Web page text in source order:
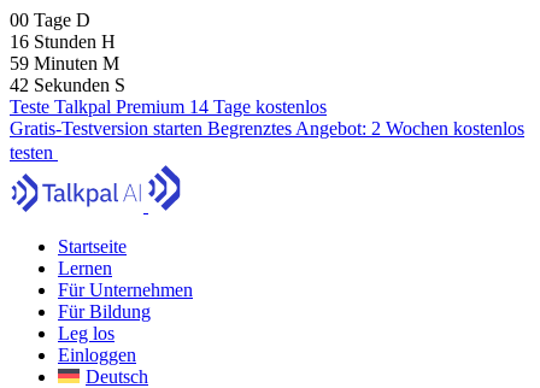
00 Tage D
16 Stunden H
59 Minuten M
41 Sekunden S
Teste Talkpal Premium 14 Tage kostenlos
Gratis-Testversion starten Begrenztes Angebot: 2 Wochen kostenlos
testen
Startseite
Lernen
Für Unternehmen
Für Bildung
Leg los
Einloggen
Deutsch